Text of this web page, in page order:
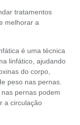
tratamentos
melhorar a
é uma técnica
linfático, ajudando
do corpo,
peso nas pernas.
pernas podem
a circulação